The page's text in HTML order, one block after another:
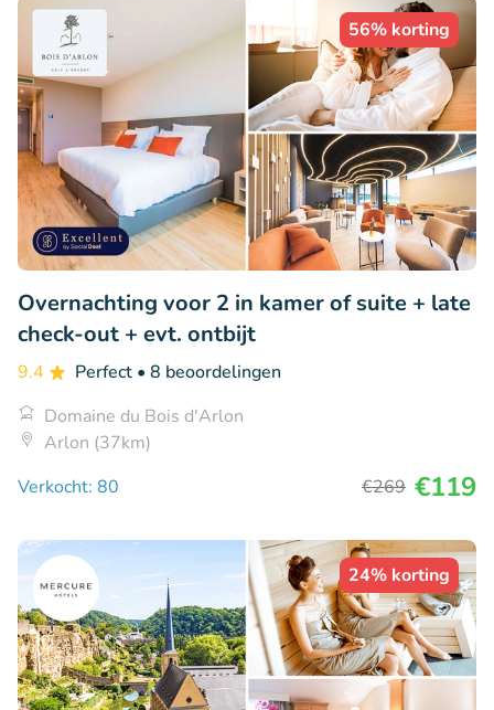
56% korting
Overnachting voor 2 in kamer of suite + late
check-out + evt. ontbijt
9.4 Perfect • 8 beoordelingen
Domaine du Bois d'Arlon
Arlon (37km)
Verkocht: 80
€269 €119
24% korting